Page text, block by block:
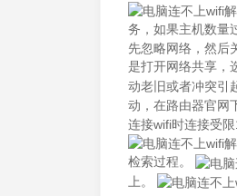
务，如果主机数量
先忽略网络，然后
是打开网络共享，
动老旧或者冲突引
动，在路由器官网
连接wifi时连接受
检索过程。
上。